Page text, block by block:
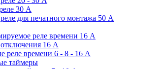
30 A
для печатного монтажа 50 А
реле времени 16 A
16 A
реле времени 6 - 8 - 16 A
таймеры